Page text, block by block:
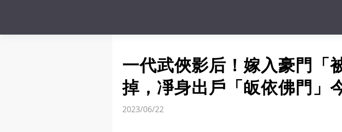
一代武俠影后！嫁入豪門「
掉，凈身出戶「皈依佛門」
2023/06/22